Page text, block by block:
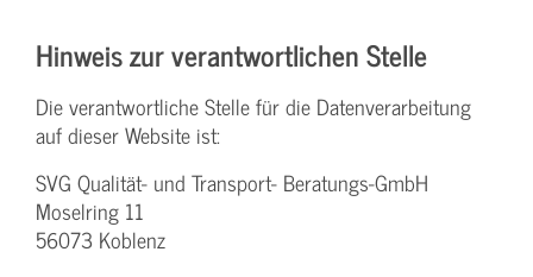
Hinweis zur verantwortlichen Stelle
Die verantwortliche Stelle für die Datenverarbeitung
auf dieser Website ist:
SVG Qualität- und Transport- Beratungs-GmbH
Moselring 11
56073 Koblenz